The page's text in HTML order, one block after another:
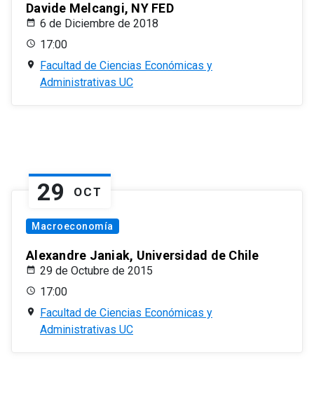
Davide Melcangi, NY FED
6 de Diciembre de 2018
17:00
Facultad de Ciencias Económicas y
Administrativas UC
29 OCT
Macroeconomía
Alexandre Janiak, Universidad de Chile
29 de Octubre de 2015
17:00
Facultad de Ciencias Económicas y
Administrativas UC